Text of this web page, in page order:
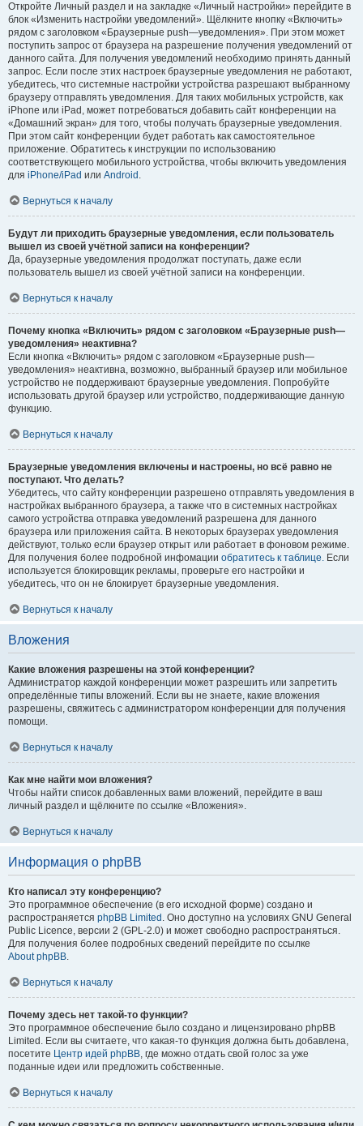
Откройте Личный раздел и на закладке «Личный настройки» перейдите в
блок «Изменить настройки уведомлений». Щёлкните кнопку «Включить»
рядом с заголовком «Браузерные push—уведомления». При этом может
поступить запрос от браузера на разрешение получения уведомлений от
данного сайта. Для получения уведомлений необходимо принять данный
запрос. Если после этих настроек браузерные уведомления не работают,
убедитесь, что системные настройки устройства разрешают выбранному
браузеру отправлять уведомления. Для таких мобильных устройств, как
iPhone или iPad, может потребоваться добавить сайт конференции на
«Домашний экран» для того, чтобы получать браузерные уведомления.
При этом сайт конференции будет работать как самостоятельное
приложение. Обратитесь к инструкции по использованию
соответствующего мобильного устройства, чтобы включить уведомления
для iPhone/iPad или Android .
Вернуться к началу
Будут ли приходить браузерные уведомления, если пользователь
вышел из своей учётной записи на конференции?
Да, браузерные уведомления продолжат поступать, даже если
пользователь вышел из своей учётной записи на конференции.
Вернуться к началу
Почему кнопка «Включить» рядом с заголовком «Браузерные push—
уведомления» неактивна?
Если кнопка «Включить» рядом с заголовком «Браузерные push—
уведомления» неактивна, возможно, выбранный браузер или мобильное
устройство не поддерживают браузерные уведомления. Попробуйте
использовать другой браузер или устройство, поддерживающие данную
функцию.
Вернуться к началу
Браузерные уведомления включены и настроены, но всё равно не
поступают. Что делать?
Убедитесь, что сайту конференции разрешено отправлять уведомления в
настройках выбранного браузера, а также что в системных настройках
самого устройства отправка уведомлений разрешена для данного
браузера или приложения сайта. В некоторых браузерах уведомления
действуют, только если браузер открыт или работает в фоновом режиме.
Для получения более подробной инфомации обратитесь к таблице. Если
используется блокировщик рекламы, проверьте его настройки и
убедитесь, что он не блокирует браузерные уведомления.
Вернуться к началу
Вложения
Какие вложения разрешены на этой конференции?
Администратор каждой конференции может разрешить или запретить
определённые типы вложений. Если вы не знаете, какие вложения
разрешены, свяжитесь с администратором конференции для получения
помощи.
Вернуться к началу
Как мне найти мои вложения?
Чтобы найти список добавленных вами вложений, перейдите в ваш
личный раздел и щёлкните по ссылке «Вложения».
Вернуться к началу
Информация о phpBB
Кто написал эту конференцию?
Это программное обеспечение (в его исходной форме) создано и
распространяется phpBB Limited . Оно доступно на условиях GNU General
Public Licence, версии 2 (GPL-2.0) и может свободно распространяться.
Для получения более подробных сведений перейдите по ссылке
About phpBB.
Вернуться к началу
Почему здесь нет такой-то функции?
Это программное обеспечение было создано и лицензировано phpBB
Limited. Если вы считаете, что какая-то функция должна быть добавлена,
посетите Центр идей phpBB, где можно отдать свой голос за уже
поданные идеи или предложить собственные.
Вернуться к началу